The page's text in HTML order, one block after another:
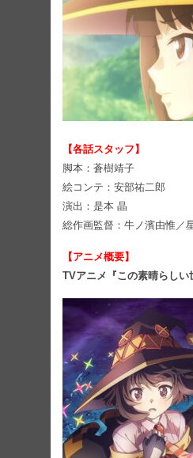
【各話スタッフ】
脚本：蒼樹靖子
絵コンテ：安部祐二郎
演出：是本 晶
総作画監督：牛ノ濱由惟／
【アニメ概要】
TVアニメ『この素晴らしい